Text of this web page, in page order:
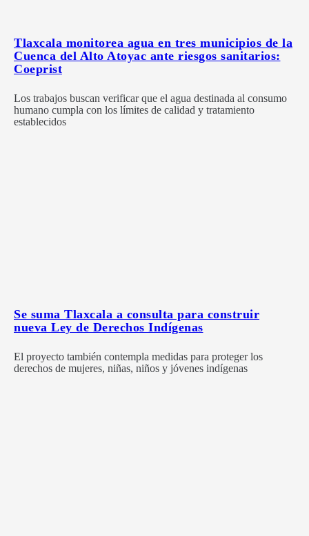
Tlaxcala monitorea agua en tres municipios de la
Cuenca del Alto Atoyac ante riesgos sanitarios:
Coeprist
Los trabajos buscan verificar que el agua destinada al consumo
humano cumpla con los límites de calidad y tratamiento
establecidos
Se suma Tlaxcala a consulta para construir
nueva Ley de Derechos Indígenas
El proyecto también contempla medidas para proteger los
derechos de mujeres, niñas, niños y jóvenes indígenas